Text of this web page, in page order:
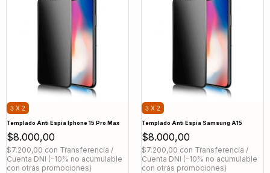
3 X 2
Templado Anti Espía Iphone 15 Pro Max
$8.000,00
$7.200,00 con Transferencia /
Cuenta DNI (-10% no acumulable
con otras promociones)
3 X 2
Templado Anti Espía Samsung A15
$8.000,00
$7.200,00 con Transferencia /
Cuenta DNI (-10% no acumulable
con otras promociones)